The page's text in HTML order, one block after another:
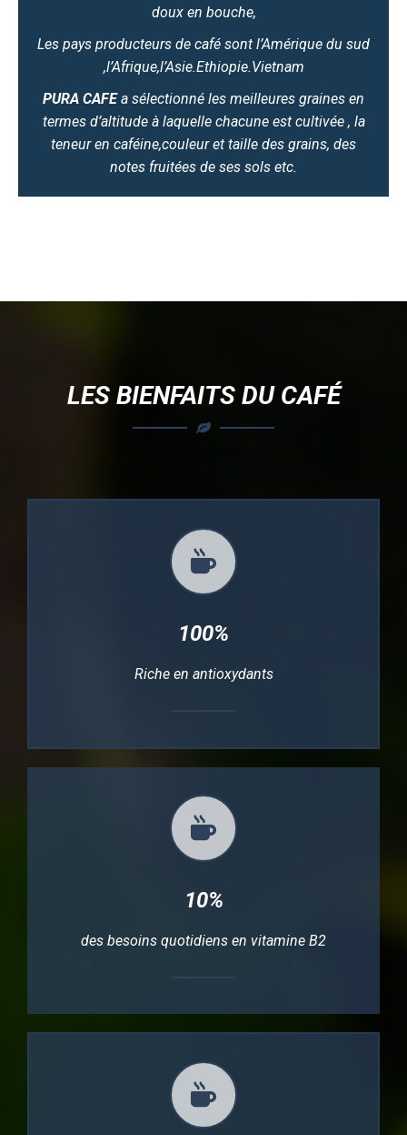
doux en bouche,
Les pays producteurs de café sont l’Amérique du sud
,l’Afrique,l’Asie.Ethiopie.Vietnam
PURA CAFEa sélectionné les meilleures graines en
termes d’altitude à laquelle chacune est cultivée , la
teneur en caféine,couleur et taille des grains, des
notes fruitées de ses sols etc.
LES BIENFAITS DU CAFÉ
100%
Riche en antioxydants
10%
des besoins quotidiens en vitamine B2